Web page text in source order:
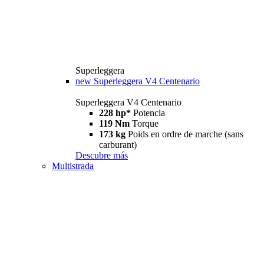
Superleggera
new Superleggera V4 Centenario
Superleggera V4 Centenario
228 hp* Potencia
119 Nm Torque
173 kg Poids en ordre de marche (sans
carburant)
Descubre más
Multistrada